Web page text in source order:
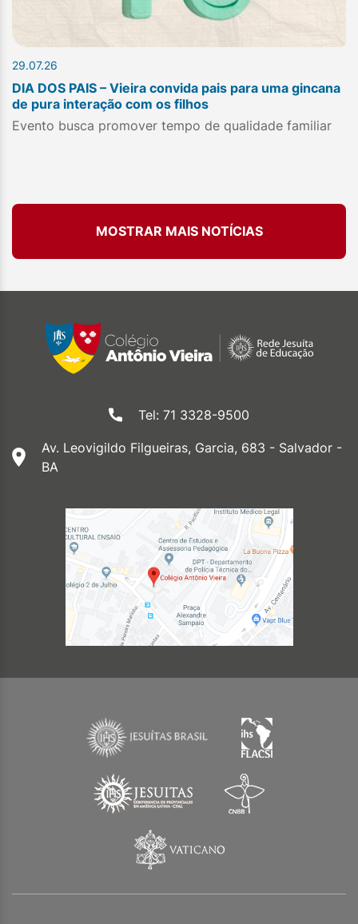
29.07.26
DIA DOS PAIS – Vieira convida pais para uma gincana
de pura interação com os filhos
Evento busca promover tempo de qualidade familiar
MOSTRAR MAIS NOTÍCIAS
Tel: 71 3328-9500
Av. Leovigildo Filgueiras, Garcia, 683 - Salvador -
BA